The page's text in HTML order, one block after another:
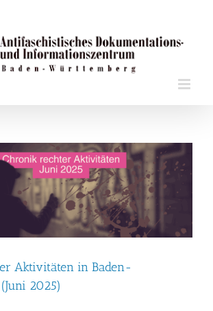
Aktivitäten in Baden-
2025)